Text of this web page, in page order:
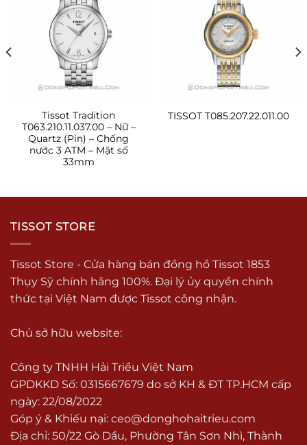
Tissot Tradition
T063.210.11.037.00 – Nữ –
Quartz (Pin) – Chống
nước 3 ATM – Mặt số
33mm
TISSOT T085.207.22.011.00
TISSOT STORE
Tissot Store - Cửa hàng bán đồng hồ Tissot 1853
Thụy Sỹ chính hãng 100%. Đại lý ủy quyền chính
thức tại Việt Nam được Tissot công nhận.
Chủ sở hữu website:
Công ty TNHH Hải Triều Việt Nam
GPDKKD Số: 0315667679 do sở KH & ĐT TP.HCM cấp
ngày: 22/08/2022
Góp ý & Khiếu nại: ceo@donghohaitrieu.com
Địa chỉ: 50/22 Gò Dầu, Phường Tân Sơn Nhì, Thành